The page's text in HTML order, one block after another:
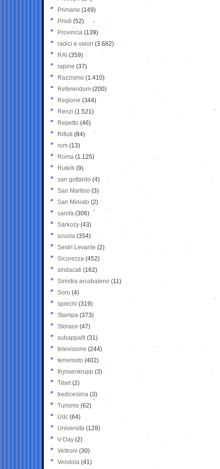
Primarie (149)
Prodi (52)
Provincia (139)
radici e valori (3.682)
RAI (359)
rapine (37)
Razzismo (1.410)
Referendum (200)
Regione (344)
Renzi (1.521)
Repetto (46)
Rifiuti (84)
rom (13)
Roma (1.125)
Rutelli (9)
san gottardo (4)
San Martino (3)
San Miniato (2)
sanità (306)
Sarkozy (43)
scuola (354)
Sestri Levante (2)
Sicurezza (452)
sindacati (162)
Sinistra arcobaleno (11)
Soru (4)
sprechi (319)
Stampa (373)
Storace (47)
subappalti (31)
televisione(244)
terremoto (402)
thyssenkrupp (3)
Tibet(2)
tredicesima (3)
Turismo (62)
Udc (64)
Università (128)
V-Day (2)
Veltroni (30)
Vendola (41)